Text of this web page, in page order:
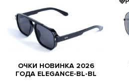
ОЧКИ НОВИНКА 2026
ГОДА ELEGANCE-BL-BL